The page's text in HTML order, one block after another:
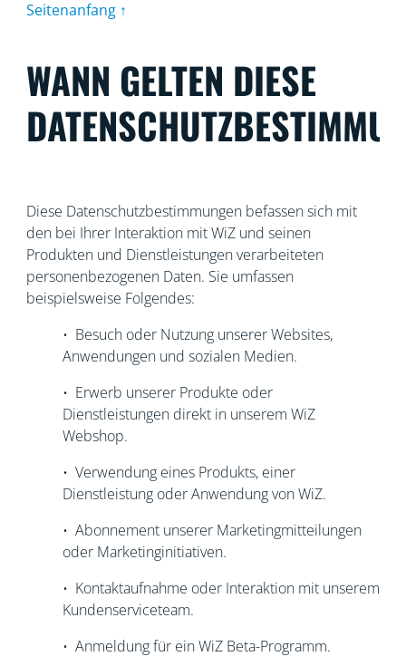
Seitenanfang ↑
WANN GELTEN DIESE
Diese Datenschutzbestimmungen befassen sich mit
den bei Ihrer Interaktion mit WiZ und seinen
Produkten und Dienstleistungen verarbeiteten
personenbezogenen Daten. Sie umfassen
beispielsweise Folgendes:
• Besuch oder Nutzung unserer Websites,
Anwendungen und sozialen Medien.
• Erwerb unserer Produkte oder
Dienstleistungen direkt in unserem WiZ
Webshop.
• Verwendung eines Produkts, einer
Dienstleistung oder Anwendung von WiZ.
• Abonnement unserer Marketingmitteilungen
oder Marketinginitiativen.
• Kontaktaufnahme oder Interaktion mit unserem
Kundenserviceteam.
• Anmeldung für ein WiZ Beta-Programm.